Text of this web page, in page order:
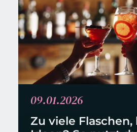
09.01.2026
Zu viele Flaschen,